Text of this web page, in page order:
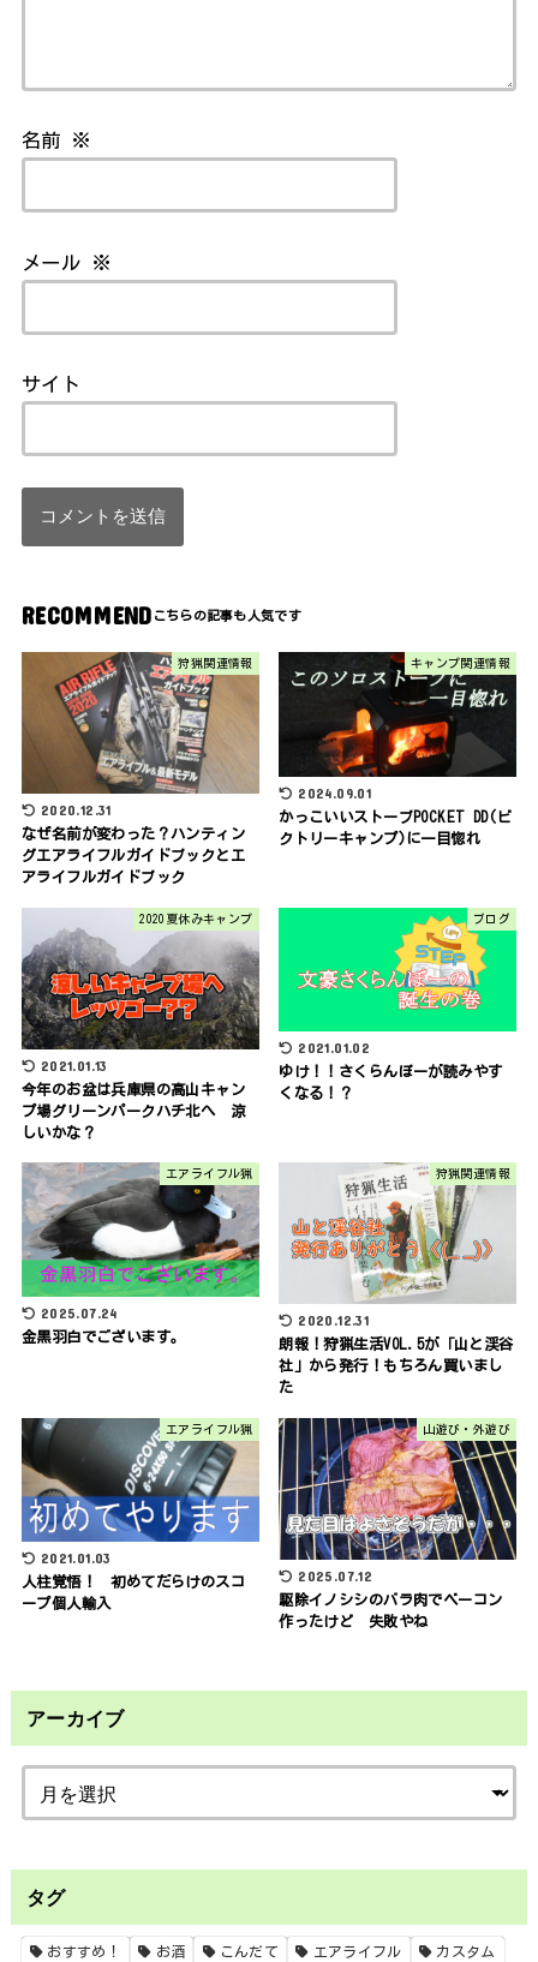
名前 ※
メール ※
サイト
RECOMMEND
狩猟関連情報
2020.12.31
なぜ名前が変わった？ハンティン
グエアライフルガイドブックとエ
アライフルガイドブック
キャンプ関連情報
2024.09.01
かっこいいストーブPOCKET DD(ビ
クトリーキャンプ)に一目惚れ
2020夏休みキャンプ
2021.01.13
今年のお盆は兵庫県の高山キャン
プ場グリーンパークハチ北へ 涼
しいかな？
ブログ
2021.01.02
ゆけ！！さくらんぼーが読みやす
くなる！？
エアライフル猟
2025.07.24
金黒羽白でございます。
狩猟関連情報
2020.12.31
朗報！狩猟生活VOL.5が「山と渓谷
社」から発行！もちろん買いまし
た
エアライフル猟
2021.01.03
人柱覚悟！ 初めてだらけのスコ
ープ個人輸入
山遊び・外遊び
2025.07.12
駆除イノシシのバラ肉でベーコン
作ったけど 失敗やね
アーカイブ
タグ
おすすめ！ お酒 こんだて エアライフル カスタム